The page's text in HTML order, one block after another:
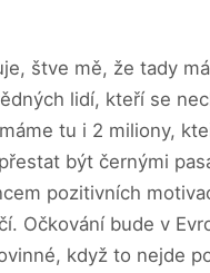
štve mě, že tady
lidí, kteří se
tu i 2 miliony,
být černými
pozitivních
Očkování bude v
když to nejde